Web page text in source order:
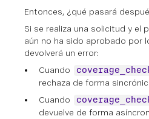
Entonces, ¿qué pasará
Si se realiza una solicitud y el
aún no ha sido aprobado por
devolverá un error:
Cuando
rechaza de forma
Cuando
devuelve de forma